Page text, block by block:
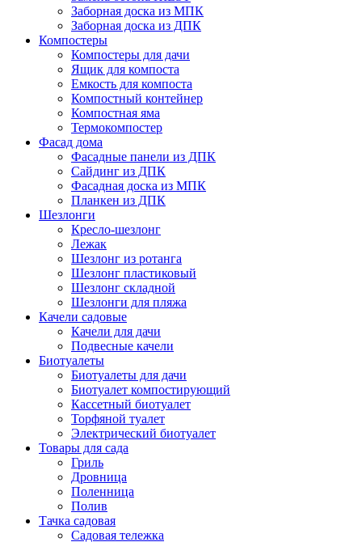
Заборная доска из МПК
Заборная доска из ДПК
Компостеры
Компостеры для дачи
Ящик для компоста
Емкость для компоста
Компостный контейнер
Компостная яма
Термокомпостер
Фасад дома
Фасадные панели из ДПК
Сайдинг из ДПК
Фасадная доска из МПК
Планкен из ДПК
Шезлонги
Кресло-шезлонг
Лежак
Шезлонг из ротанга
Шезлонг пластиковый
Шезлонг складной
Шезлонги для пляжа
Качели садовые
Качели для дачи
Подвесные качели
Биотуалеты
Биотуалеты для дачи
Биотуалет компостирующий
Кассетный биотуалет
Торфяной туалет
Электрический биотуалет
Товары для сада
Гриль
Дровница
Поленница
Полив
Тачка садовая
Садовая тележка